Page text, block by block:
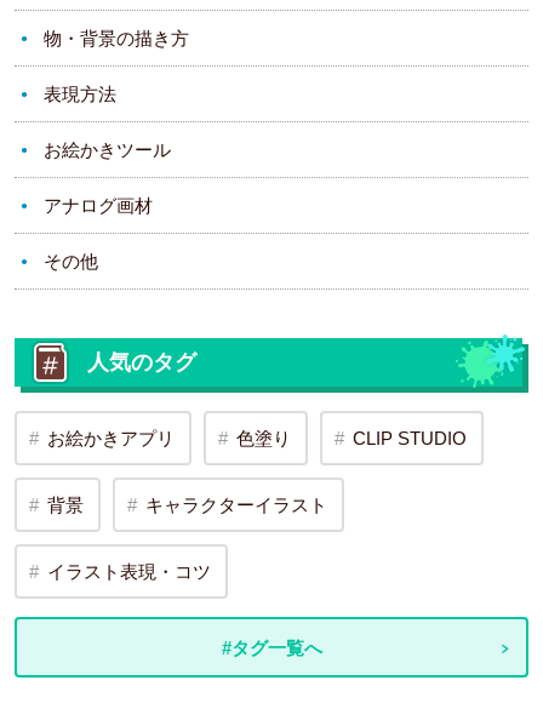
物・背景の描き方
表現方法
お絵かきツール
アナログ画材
その他
人気のタグ
お絵かきアプリ 色塗り CLIP STUDIO
背景 キャラクターイラスト
イラスト表現・コツ
#タグ一覧へ